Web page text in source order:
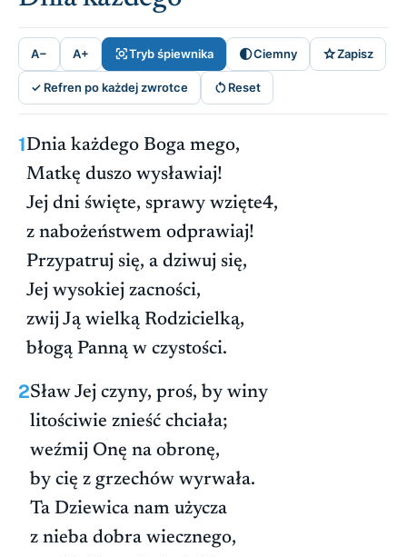
A− A+ Tryb śpiewnika Ciemny Zapisz
✓ Refren po każdej zwrotce Reset
1Dnia każdego Boga mego,
Matkę duszo wysławiaj!
Jej dni święte, sprawy wzięte4,
z nabożeństwem odprawiaj!
Przypatruj się, a dziwuj się,
Jej wysokiej zacności,
zwij Ją wielką Rodzicielką,
błogą Panną w czystości.
2Sław Jej czyny, proś, by winy
litościwie znieść chciała;
weźmij Onę na obronę,
by cię z grzechów wyrwała.
Ta Dziewica nam użycza
z nieba dobra wiecznego,